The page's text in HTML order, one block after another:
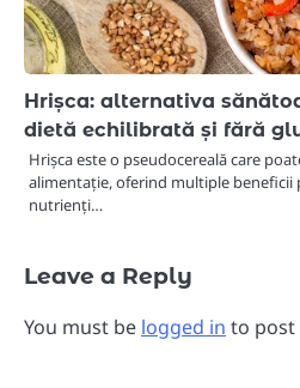
​Hrișca: alternativa
dietă echilibrată și fără
Hrișca este o pseudocereală care
alimentație, oferind multiple beneficii
nutrienți…
Leave a Reply
You must be logged in to post